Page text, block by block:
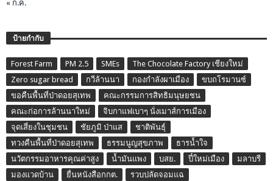
« ก.ค.
ป้ายกำกับ
Forest Farm PM 2.5 SMEs
The Chocolate Factory เชียงใหม่
Zero sugar bread
กวีล้านนา กองกำลังผาเมือง
ขบถโรมานซ์
ขอคืนพื้นที่ป่าดอยสุเทพ
คณะกรรมการสิทธิมนุษยชน
คณะก่อการล้านนาใหม่
จิบกาแฟเบาๆ นั่งเมาส์การเมือง
จุดเสี่ยงในชุมชน
ชัยภูมิ ป่าแส
ชาติพันธุ์
ทวงคืนพื้นที่ป่าดอยสุเทพ
ธรรมนูญสุขภาพ
ธารน้ำใจ
นวัตกรรมอาหารคุณค่าสูง
น้ำมันแพง บสย. ปี๋ใหม่เมือง
มลาบรี
มองแวดบ้าน
ยื่นหนังสือกกต. รวบปลัดจอมแฉ